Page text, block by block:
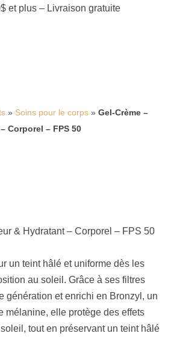
et plus – Livraison gratuite
» Soins pour le corps » Gel-Crème –
Corporel – FPS 50
& Hydratant – Corporel – FPS 50
un teint hâlé et uniforme dès les
au soleil. Grâce à ses filtres
génération et enrichi en Bronzyl, un
mélanine, elle protège des effets
tout en préservant un teint hâlé